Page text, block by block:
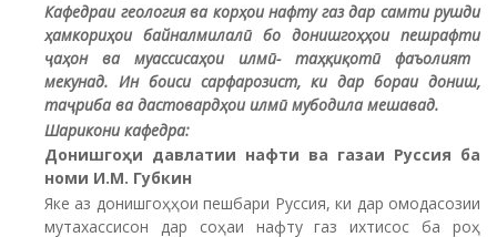
Кафедраи геология ва корҳои нафту газ дар самти рушди
ҳамкориҳои байналмилалӣ бо донишгоҳҳои пешрафти
ҷаҳон ва муассисаҳои илмӣ- таҳқиқотӣ фаъолият
мекунад. Ин боиси сарфарозист, ки дар бораи дониш,
таҷриба ва дастовардҳои илмӣ мубодила мешавад.
Шарикони кафедра:
Донишгоҳи давлатии нафти ва газаи Руссия ба
номи И.М. Губкин
Яке аз донишгоҳҳои пешбари Руссия, ки дар омодасозии
мутахассисон дар соҳаи нафту газ ихтисос ба роҳ